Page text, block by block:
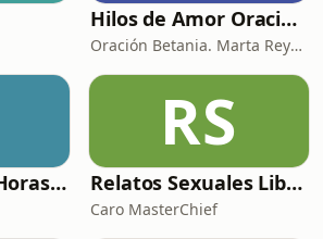
Hilos de Amor Oraciones que sanan el alma. Encuentros íntimos con Dios.
Oración Betania. Marta Reyes y Cristina Martínez
Liturgia de las Horas (España)
RS
Relatos Sexuales Liberales
Caro MasterChief